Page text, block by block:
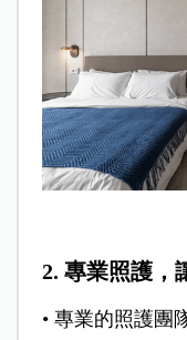
2. 專業照護，
• 專業的照護團